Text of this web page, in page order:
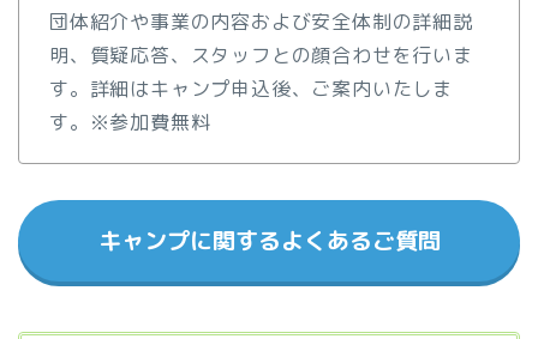
団体紹介や事業の内容および安全体制の詳細説
明、質疑応答、スタッフとの顔合わせを行いま
す。詳細はキャンプ申込後、ご案内いたしま
す。※参加費無料
キャンプに関するよくあるご質問